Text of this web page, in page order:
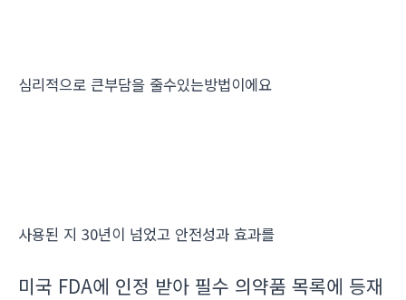
심리적으로 큰부담을 줄수있는방법이에요
사용된 지 30년이 넘었고 안전성과 효과를
미국 FDA에 인정 받아 필수 의약품 목록에 등재